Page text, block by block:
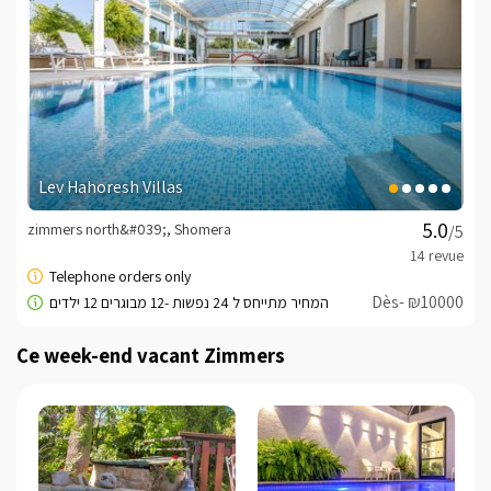
d'Achziv. Dans les environs immédiats se trouvent les
jardins Bahai, le lac Monfort, de nombreux sentiers de
randonnée et pistes cyclables, des excursions en jeep,
des chevaux, des VTT, une variété de restaurants et plus
encore.
Superbe vue Galilée
L'emplacement du manoir dans la forêt, promettant
une vue panoramique unique sur les collines de la
Galilée et les espaces sauvages, les sièges adjacents et
les forêts naturelles.
Magique Douceur d'hiver
pampering intérieur personnel dispose d'un jacuzzi
sophistiqué et chaleureux, literie en plumes, des
réchauds, des boissons chaudes et des
rafraîchissements et une cheminée confortable debout
Lev Hahoresh Villas
/5
zimmers north&#039;, Shomera
Dès- ₪10000
Ce week-end vacant Zimmers